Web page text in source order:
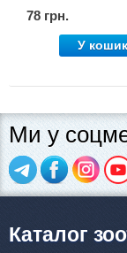
78 грн.
У кошик
Ми у
Каталог